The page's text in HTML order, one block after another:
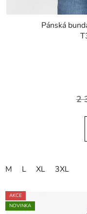
Pánská
2
M L XL 3XL
AKCE
NOVINKA